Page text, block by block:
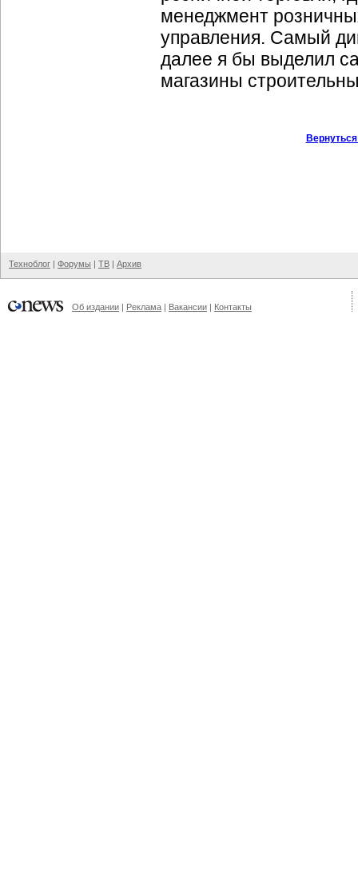
менеджмент
управления. Самый
далее я бы выделил
магазины
Техноблог | Форумы | ТВ | Архив
Об издании | Реклама | Вакансии | Контакты